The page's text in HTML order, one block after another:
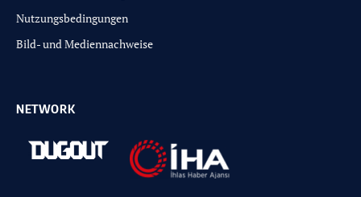
Nutzungsbedingungen
Bild- und Mediennachweise
NETWORK